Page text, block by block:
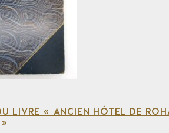
LIVRE « ANCIEN HÔTEL DE